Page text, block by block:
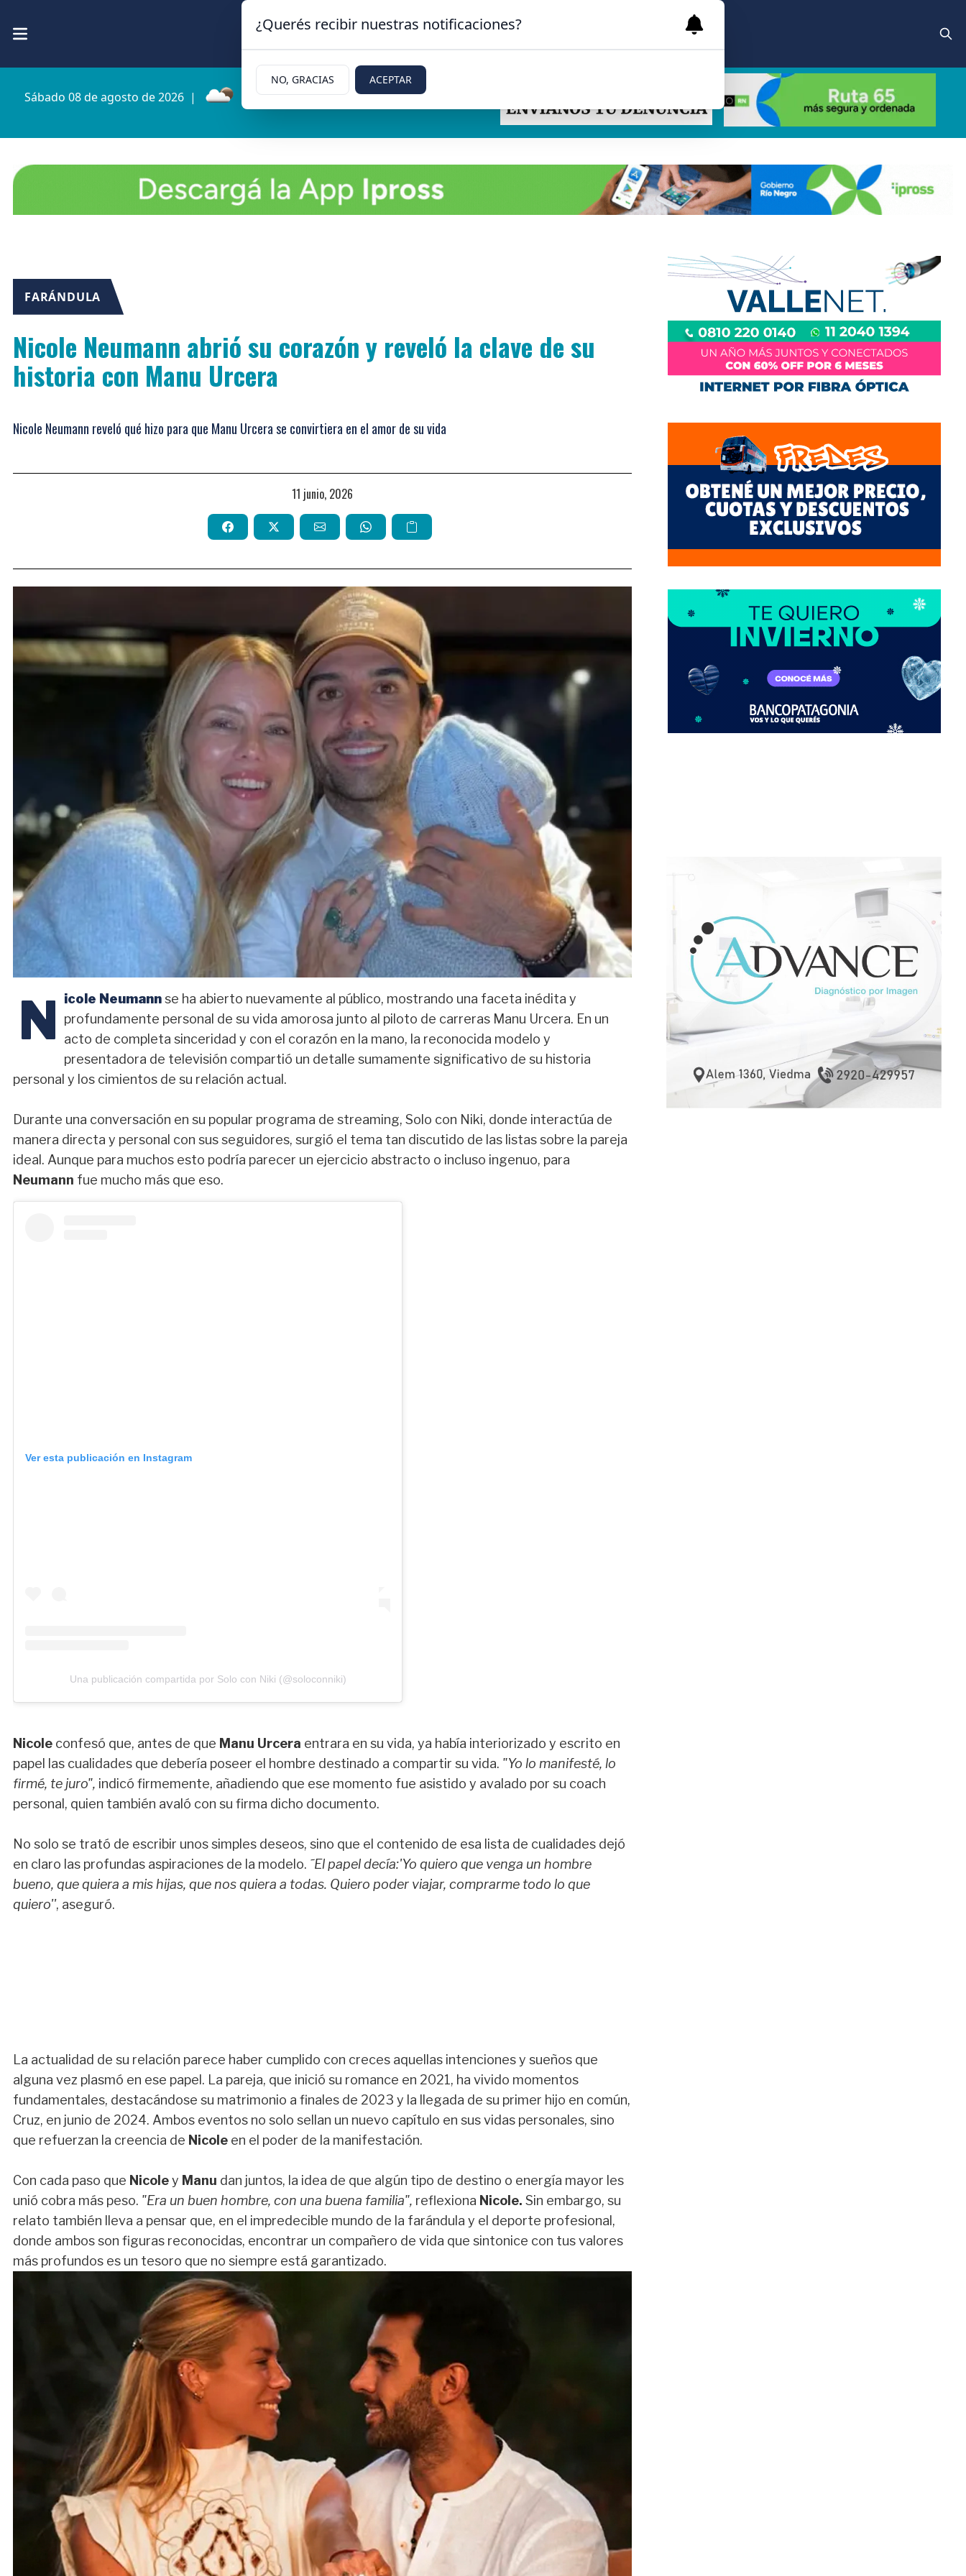
Sábado 08 de agosto de 2026 | 5.2ºc | Cipolletti, Rio Negro
FARÁNDULA
Nicole Neumann abrió su corazón y reveló la clave de su
historia con Manu Urcera
Nicole Neumann reveló qué hizo para que Manu Urcera se convirtiera en el amor de su vida
11 junio, 2026
N icole Neumannse ha abierto nuevamente al público, mostrando una faceta inédita y
profundamente personal de su vida amorosa junto al piloto de carreras Manu Urcera. En un
acto de completa sinceridad y con el corazón en la mano, la reconocida modelo y
presentadora de televisión compartió un detalle sumamente significativo de su historia
personal y los cimientos de su relación actual.
Durante una conversación en su popular programa de streaming, Solo con Niki, donde interactúa de
manera directa y personal con sus seguidores, surgió el tema tan discutido de las listas sobre la pareja
ideal. Aunque para muchos esto podría parecer un ejercicio abstracto o incluso ingenuo, para
Neumann fue mucho más que eso.
Ver esta publicación en Instagram
Una publicación compartida por Solo con Niki (@soloconniki)
Nicole confesó que, antes de que Manu Urcera entrara en su vida, ya había interiorizado y escrito en
papel las cualidades que debería poseer el hombre destinado a compartir su vida. "Yo lo manifesté, lo
firmé, te juro", indicó firmemente, añadiendo que ese momento fue asistido y avalado por su coach
personal, quien también avaló con su firma dicho documento.
No solo se trató de escribir unos simples deseos, sino que el contenido de esa lista de cualidades dejó
en claro las profundas aspiraciones de la modelo. ˜El papel decía:'Yo quiero que venga un hombre
bueno, que quiera a mis hijas, que nos quiera a todas. Quiero poder viajar, comprarme todo lo que
quiero'', aseguró.
La actualidad de su relación parece haber cumplido con creces aquellas intenciones y sueños que
alguna vez plasmó en ese papel. La pareja, que inició su romance en 2021, ha vivido momentos
fundamentales, destacándose su matrimonio a finales de 2023 y la llegada de su primer hijo en común,
Cruz, en junio de 2024. Ambos eventos no solo sellan un nuevo capítulo en sus vidas personales, sino
que refuerzan la creencia de Nicole en el poder de la manifestación.
Con cada paso que Nicoley Manu dan juntos, la idea de que algún tipo de destino o energía mayor les
unió cobra más peso. "Era un buen hombre, con una buena familia", reflexiona Nicole. Sin embargo, su
relato también lleva a pensar que, en el impredecible mundo de la farándula y el deporte profesional,
donde ambos son figuras reconocidas, encontrar un compañero de vida que sintonice con tus valores
más profundos es un tesoro que no siempre está garantizado.
¿Querés recibir nuestras notificaciones?
NO, GRACIAS ACEPTAR